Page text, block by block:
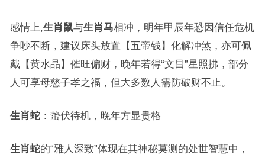
感情上,生肖鼠与生肖马相冲，明年甲辰年恐因信任危机
争吵不断，建议床头放置【五帝钱】化解冲煞，亦可佩
戴【黄水晶】催旺偏财，晚年若得“文昌”星照拂，部分
人可享母慈子孝之福，但大多数人需防破财不止。
生肖蛇：蛰伏待机，晚年方显贵格
生肖蛇的“雅人深致”体现在其神秘莫测的处世智慧中，